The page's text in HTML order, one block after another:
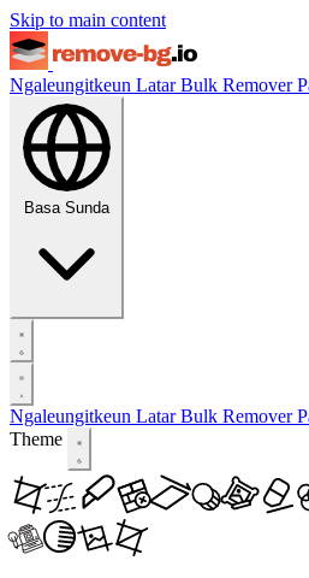
Skip to main content
Ngaleungitkeun LatarBulk Remover
Basa Sunda
Ngaleungitkeun LatarBulk Remover
Theme